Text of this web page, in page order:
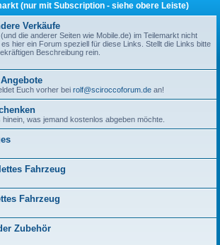
(nur mit Subscription - siehe obere Leiste)
Verkäufe
die anderer Seiten wie Mobile.de) im Teilemarkt nicht
hier ein Forum speziell für diese Links. Stellt die Links bitte
Beschreibung rein.
Euch vorher bei rolf@sciroccoforum.de an!
hinein, was jemand kostenlos abgeben möchte.
Fahrzeug
Fahrzeug
Zubehör